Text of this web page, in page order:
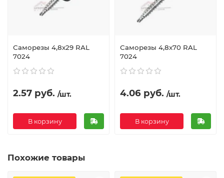
Саморезы 4,8х29 RAL
7024
2.57 руб. /шт.
В корзину
Саморезы 4,8х70 RAL
7024
4.06 руб. /шт.
В корзину
Похожие товары